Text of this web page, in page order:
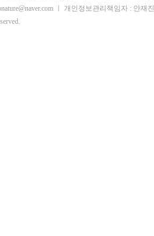
ㅣ 개인정보관리책임자 : 안재진